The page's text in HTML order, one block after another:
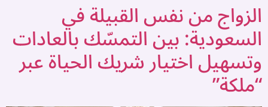
الزواج من نفس القبيلة في
السعودية: بين التمسّك بالعادات
وتسهيل اختيار شريك الحياة عبر
“ملكة”